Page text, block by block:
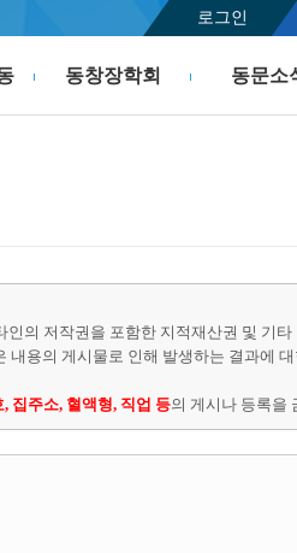
로그인
동창장학회 동문소
의 저작권을 포함한 지적재산권 및 기타
내용의 게시물로 인해 발생하는 결과에
집주소, 혈액형, 직업 등의 게시나 등록을